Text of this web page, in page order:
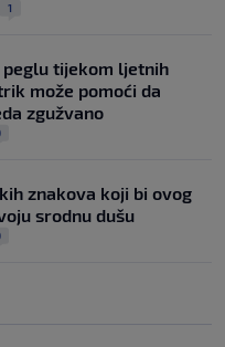
1
tijekom ljetnih
može pomoći da
zgužvano
znakova koji bi ovog
srodnu dušu